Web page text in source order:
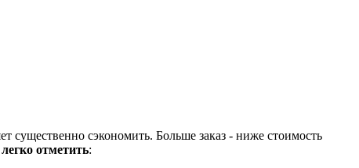
сэкономить. Больше заказ - ниже стоимость
отметить: